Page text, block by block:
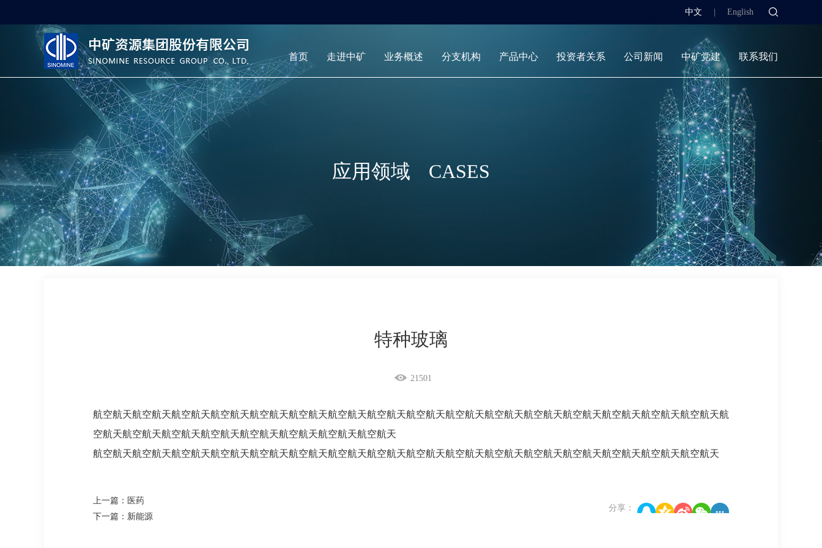
中文 English
首页 走进中矿 业务概述 分支机构 产品中心 投资者关系 公司新闻 中矿党建 联系我们
应用领域 CASES
特种玻璃
21501
航空航天航空航天航空航天航空航天航空航天航空航天航空航天航空航天航空航天航空航天航空航天航空航天航空航天航空航天航空航天航空航天航
空航天航空航天航空航天航空航天航空航天航空航天航空航天航空航天
航空航天航空航天航空航天航空航天航空航天航空航天航空航天航空航天航空航天航空航天航空航天航空航天航空航天航空航天航空航天航空航天
上一篇：医药
下一篇：新能源
分享：